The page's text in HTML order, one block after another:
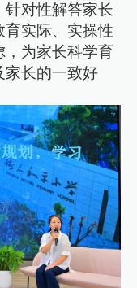
对性解答家长
育实际、实操性
，为家长科学育
家长的一致好